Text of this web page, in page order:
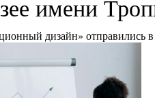
имени
дизайн»